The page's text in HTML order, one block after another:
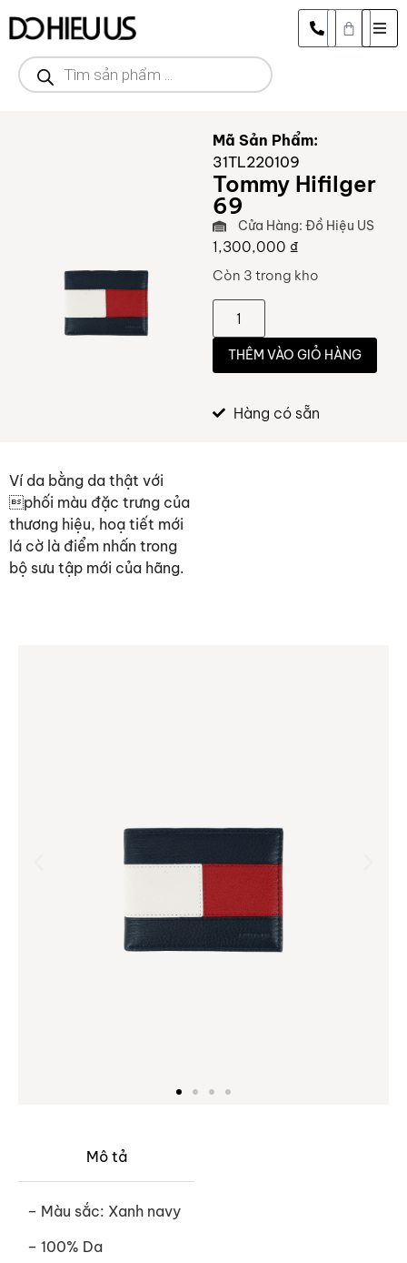
Mã Sản Phẩm:
31TL220109
Tommy Hifilger
69
Cửa Hàng: Đồ Hiệu US
1,300,000 ₫
Còn 3 trong kho
THÊM VÀO GIỎ HÀNG
Hàng có sẵn
Ví da bằng da thật với
phối màu đặc trưng của
thương hiệu, hoạ tiết mới
lá cờ là điểm nhấn trong
bộ sưu tập mới của hãng.
Mô tả
– Màu sắc: Xanh navy
– 100% Da